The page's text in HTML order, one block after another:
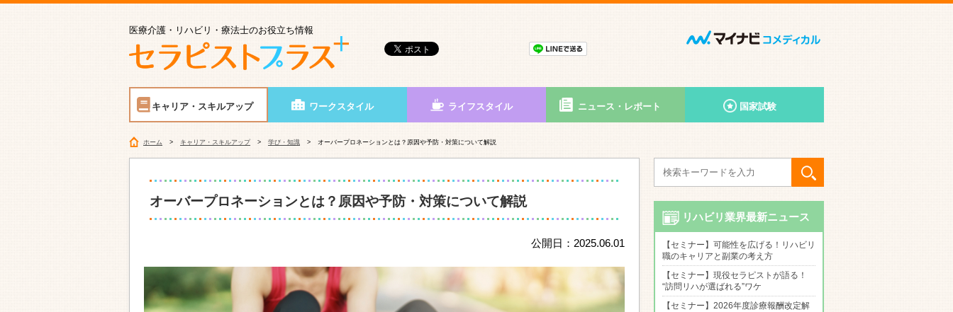
医療介護・リハビリ・療法士のお役立ち情報
キャリア・スキルアップ ワークスタイル ライフスタイル ニュース・レポート 国家試験
ホーム キャリア・スキルアップ 学び・知識 オーバープロネーションとは？原因や予防・対策について解説
オーバープロネーションとは？原因や予防・対策について解説
公開日：2025.06.01
リハビリ業界最新ニュース
【セミナー】可能性を広げる！リハビリ
職のキャリアと副業の考え方
【セミナー】現役セラピストが語る！
“訪問リハが選ばれる”ワケ
【セミナー】2026年度診療報酬改定解